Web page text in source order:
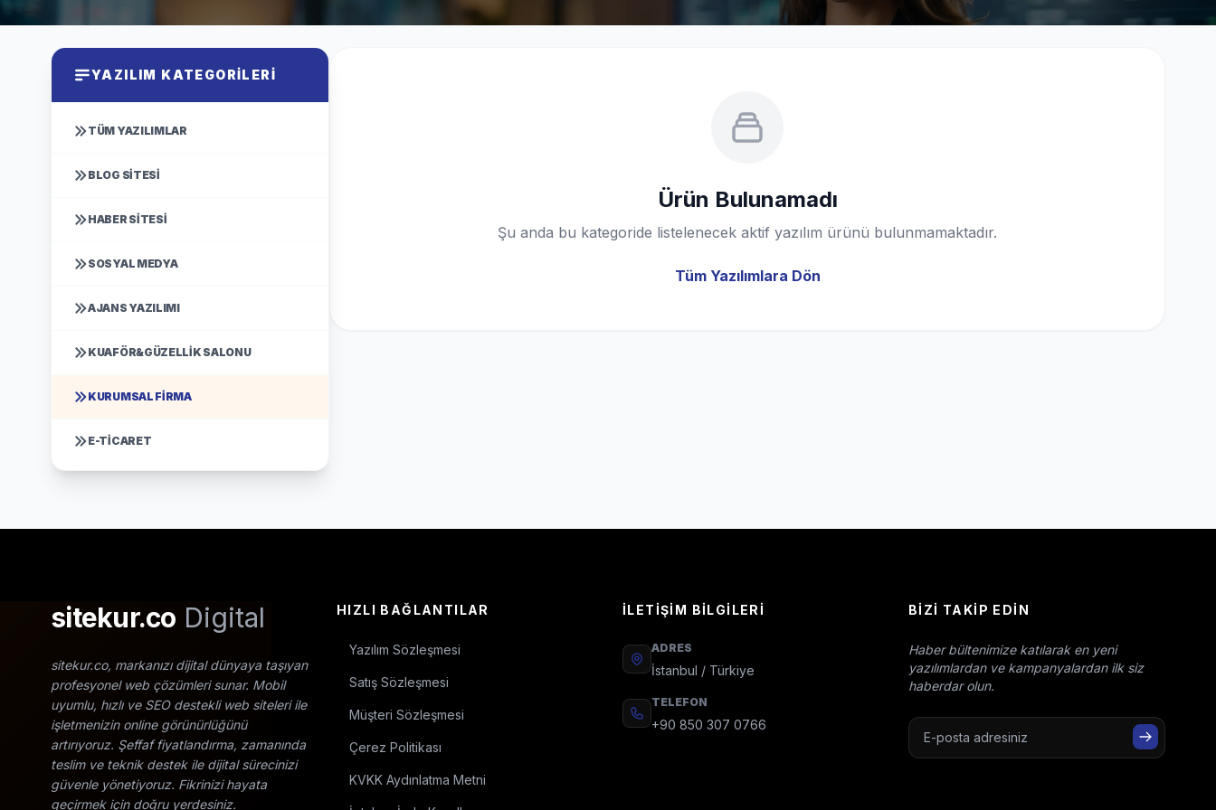
YAZILIM KATEGORILERI
TÜM YAZILIMLAR
BLOG SITESI
HABER SITESI
SOSYAL MEDYA
AJANS YAZILIMI
KUAFÖR&GÜZELLIK SALONU
KURUMSAL FIRMA
E-TICARET
Ürün Bulunamadı
Şu anda bu kategoride listelenecek aktif yazılım ürünü bulunmamaktadır.
Tüm Yazılımlara Dön
sitekur.co Digital
sitekur.co, markanızı dijital dünyaya taşıyan
profesyonel web çözümleri sunar. Mobil
uyumlu, hızlı ve SEO destekli web siteleri ile
işletmenizin online görünürlüğünü
artırıyoruz. Şeffaf fiyatlandırma, zamanında
teslim ve teknik destek ile dijital sürecinizi
güvenle yönetiyoruz. Fikrinizi hayata
geçirmek için doğru yerdesiniz.
HIZLI BAĞLANTILAR
Yazılım Sözleşmesi
Satış Sözleşmesi
Müşteri Sözleşmesi
Çerez Politikası
KVKK Aydınlatma Metni
İLETIŞIM BILGILERI
ADRES
İstanbul / Türkiye
TELEFON
+90 850 307 0766
BIZI TAKIP EDIN
Haber bültenimize katılarak en yeni
yazılımlardan ve kampanyalardan ilk siz
haberdar olun.